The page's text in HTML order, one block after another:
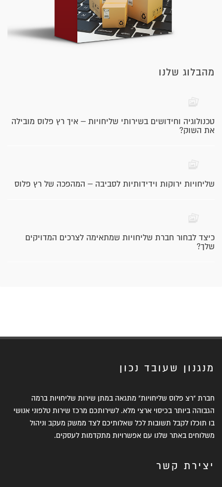
מהבלוג שלנו
טכנולוגיה וחידושים בשירותי שליחויות – איך רץ פלוס מובילה
את השוק?
שליחויות ירוקות וידידותיות לסביבה – המהפכה של רץ פלוס
כיצד לבחור חברת שליחויות שמתאימה לצרכים המדויקים
שלך?
מנגנון שעובד נכון
חברת "רצ פלוס שליחויות" מתגאה במתן שירות שליחויות ברמה
הגבוהה ביותר בכיסוי ארצי מלא. לשירותכם מרכז שירות טלפוני אנושי
בו תוכלו לקבל תשובות לכל שאלותיכם לצד ממשק מעקב וניהול
משלוחים באתר שלנו עם אפשרויות מתקדמות לעסקים.
יצירת קשר